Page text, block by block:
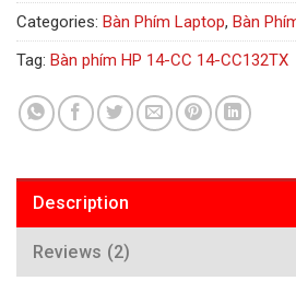
Categories: Bàn Phím Laptop, Bàn
Tag: Bàn phím HP 14-CC 14-CC132TX
Description
Reviews (2)